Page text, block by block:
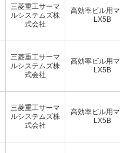
三菱重工サーマ
ルシステムズ株
式会社
高効率ビル用
LX5B
三菱重工サーマ
ルシステムズ株
式会社
高効率ビル用
LX5B
三菱重工サーマ
ルシステムズ株
式会社
高効率ビル用
LX5B